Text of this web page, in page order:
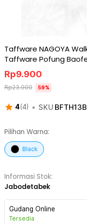
Taffware NAGOYA
Taffware Pofung
4(4) • SKU
Rp9.900
Rp23.900 59%
Pilihan Warna:
Black
Informasi Stok:
Jabodetabek
Gudang Online
Tersedia